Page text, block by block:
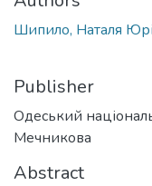
Шипило, Наталя
Publisher
Одеський
Мечникова
Abstract